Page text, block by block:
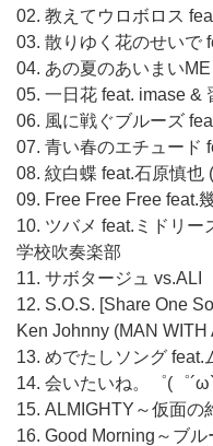
02. 教えてウロボロス
03. 散りゆく花のせいで
04. あの夏のあいまい
05. 一日花 feat. imase &
06. 風に戦ぐブルーズ
07. 青い春のエチュード
08. 紋白蝶 feat.石原慎也
09. Free Free Free feat.
10. ツバメ feat.ミドリ
学校吹奏楽部
11. サボタージュ vs.ALI
12. S.O.S. [Share One
Ken Johnny (MAN WITH
13. めでたしソング feat.
14. 会いたいね。゜(゜
15. ALMIGHTY～仮面の
16. Good Morning～ブ